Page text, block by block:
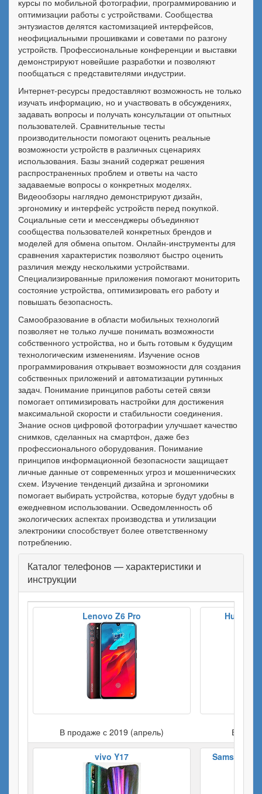
курсы по мобильной фотографии, программированию и
оптимизации работы с устройствами. Сообщества
энтузиастов делятся кастомизацией интерфейсов,
неофициальными прошивками и советами по разгону
устройств. Профессиональные конференции и выставки
демонстрируют новейшие разработки и позволяют
пообщаться с представителями индустрии.
Интернет-ресурсы предоставляют возможность не только
изучать информацию, но и участвовать в обсуждениях,
задавать вопросы и получать консультации от опытных
пользователей. Сравнительные тесты
производительности помогают оценить реальные
возможности устройств в различных сценариях
использования. Базы знаний содержат решения
распространенных проблем и ответы на часто
задаваемые вопросы о конкретных моделях.
Видеообзоры наглядно демонстрируют дизайн,
эргономику и интерфейс устройств перед покупкой.
Социальные сети и мессенджеры объединяют
сообщества пользователей конкретных брендов и
моделей для обмена опытом. Онлайн-инструменты для
сравнения характеристик позволяют быстро оценить
различия между несколькими устройствами.
Специализированные приложения помогают мониторить
состояние устройства, оптимизировать его работу и
повышать безопасность.
Самообразование в области мобильных технологий
позволяет не только лучше понимать возможности
собственного устройства, но и быть готовым к будущим
технологическим изменениям. Изучение основ
программирования открывает возможности для создания
собственных приложений и автоматизации рутинных
задач. Понимание принципов работы сетей связи
помогает оптимизировать настройки для достижения
максимальной скорости и стабильности соединения.
Знание основ цифровой фотографии улучшает качество
снимков, сделанных на смартфон, даже без
профессионального оборудования. Понимание
принципов информационной безопасности защищает
личные данные от современных угроз и мошеннических
схем. Изучение тенденций дизайна и эргономики
помогает выбирать устройства, которые будут удобны в
ежедневном использовании. Осведомленность об
экологических аспектах производства и утилизации
электроники способствует более ответственному
потреблению.
Каталог телефонов — характеристики и
инструкции
Lenovo Z6 Pro
В продаже с 2019 (апрель)
Huawei
В
vivo Y17 Samsung